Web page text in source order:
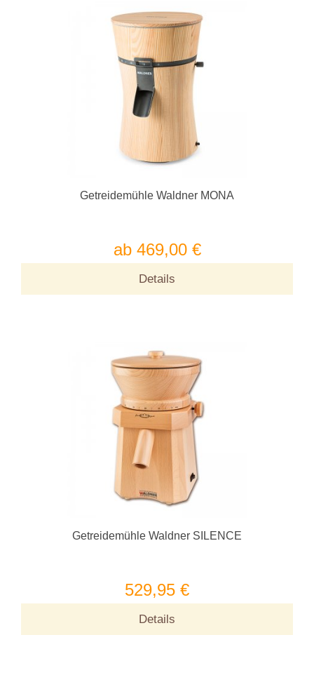
Getreidemühle Waldner MONA
ab 469,00 €
Details
Getreidemühle Waldner SILENCE
529,95 €
Details